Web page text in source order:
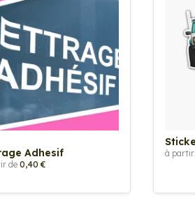
Adhesif
de 0,40 €
à partir